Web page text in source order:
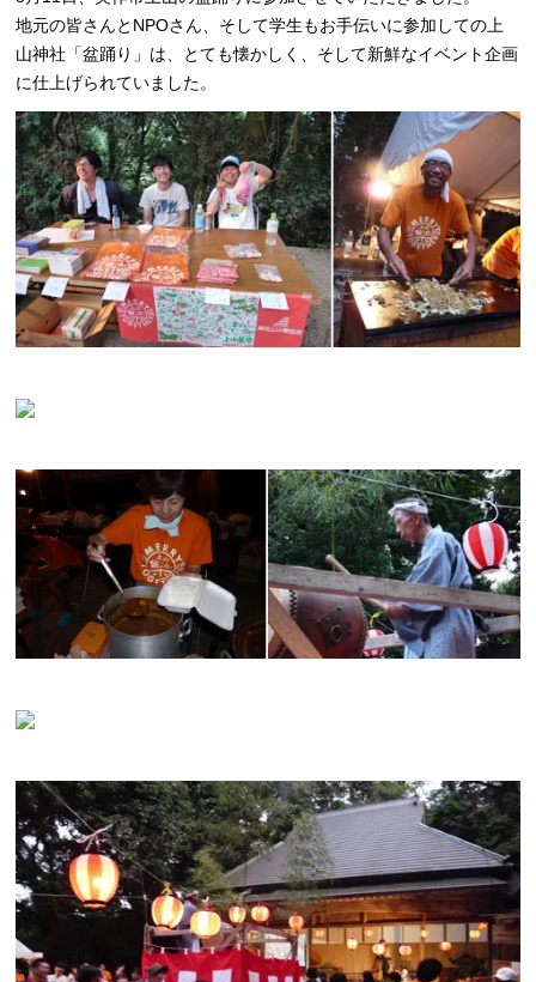
地元の皆さんとNPOさん、そして学生もお手伝いに参加しての上
山神社「盆踊り」は、とても懐かしく、そして新鮮なイベント企画
に仕上げられていました。